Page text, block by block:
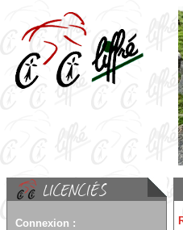
Connexion :